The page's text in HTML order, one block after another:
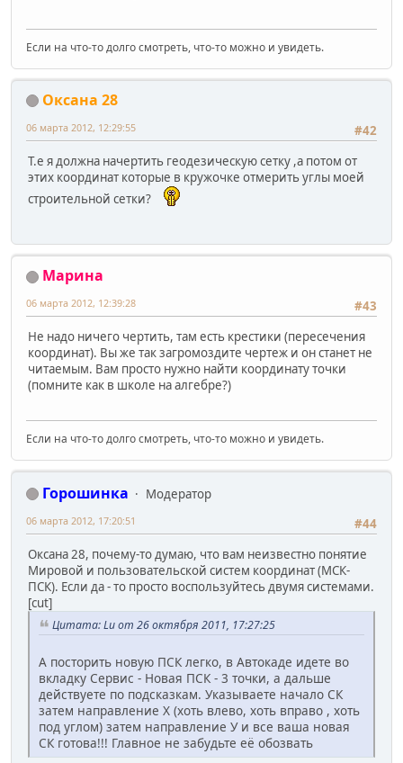
Если на что-то долго смотреть, что-то можно и увидеть.
Оксана 28
#42
06 марта 2012, 12:29:55
Т.е я должна начертить геодезическую сетку ,а потом от
этих координат которые в кружочке отмерить углы моей
строительной сетки?
Марина
#43
06 марта 2012, 12:39:28
Не надо ничего чертить, там есть крестики (пересечения
координат). Вы же так загромоздите чертеж и он станет не
читаемым. Вам просто нужно найти координату точки
(помните как в школе на алгебре?)
Если на что-то долго смотреть, что-то можно и увидеть.
Горошинка
Модератор
#44
06 марта 2012, 17:20:51
Оксана 28, почему-то думаю, что вам неизвестно понятие
Мировой и пользовательской систем координат (МСК-
ПСК). Если да - то просто воспользуйтесь двумя системами.
[cut]
Цитата: Lu от 26 октября 2011, 17:27:25
А посторить новую ПСК легко, в Автокаде идете во
вкладку Сервис - Новая ПСК - 3 точки, а дальше
действуете по подсказкам. Указываете начало СК
затем направление Х (хоть влево, хоть вправо , хоть
под углом) затем направление У и все ваша новая
СК готова!!! Главное не забудьте её обозвать